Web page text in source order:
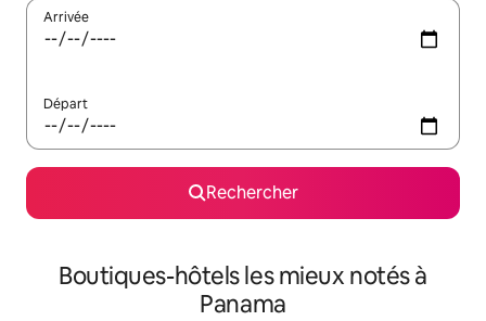
Arrivée
Départ
Rechercher
Boutiques-hôtels les mieux notés à
Panama